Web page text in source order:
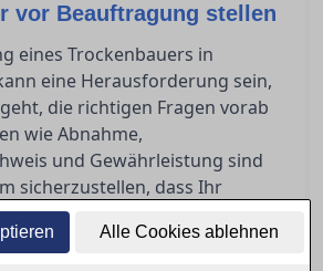
Alle Cookies ablehnen
vor Beauftragung stellen
eines Trockenbauers in
eine Herausforderung sein,
die richtigen Fragen vorab
wie Abnahme,
und Gewährleistung sind
sicherzustellen, dass Ihr
ist. Bevor Sie einen Vertrag
Sie genau wissen, was Sie